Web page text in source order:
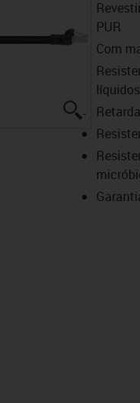
igus-
PUR
Com